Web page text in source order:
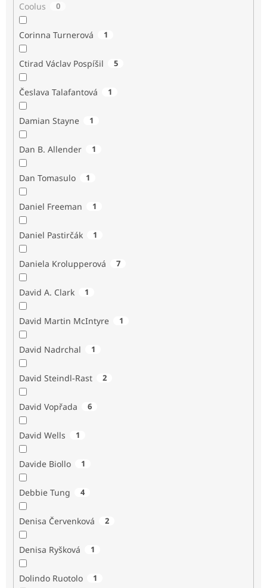
Coolus 0
Corinna Turnerová 1
Ctirad Václav Pospíšil 5
Česlava Talafantová 1
Damian Stayne 1
Dan B. Allender 1
Dan Tomasulo 1
Daniel Freeman 1
Daniel Pastirčák 1
Daniela Krolupperová 7
David A. Clark 1
David Martin McIntyre 1
David Nadrchal 1
David Steindl-Rast 2
David Vopřada 6
David Wells 1
Davide Biollo 1
Debbie Tung 4
Denisa Červenková 2
Denisa Ryšková 1
Dolindo Ruotolo 1